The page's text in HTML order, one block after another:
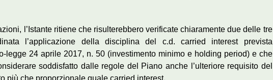
l’Istante ritiene che risulterebbero verificate chiaramente due delle tre
l’applicazione della disciplina del c.d. carried interest prevista
legge 24 aprile 2017, n. 50 (investimento minimo e holding period) e che
soddisfatto dalle regole del Piano anche l’ulteriore requisito del